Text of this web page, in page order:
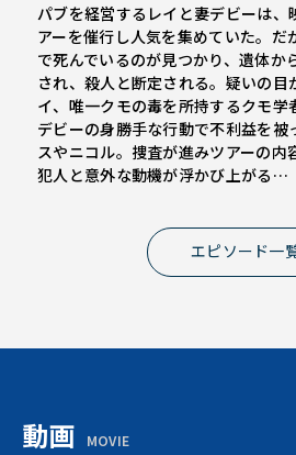
パブを経営するレイと妻デビーは、
アーを催行し人気を集めていた。だ
で死んでいるのが見つかり、遺体か
され、殺人と断定される。疑いの目
イ、唯一クモの毒を所持するクモ学
デビーの身勝手な行動で不利益を被
スやニコル。捜査が進みツアーの内
犯人と意外な動機が浮かび上がる…
エピソード一
動画 MOVIE